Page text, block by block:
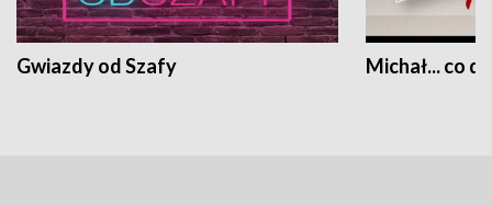
Gwiazdy od Szafy Michał... co